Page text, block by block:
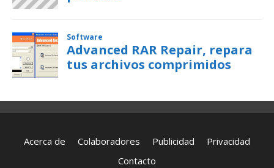
Acerca de Colaboradores Publicidad
Privacidad
Contacto